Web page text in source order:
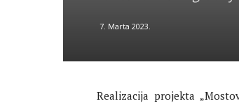
7. Marta 2023.
Realizacija projekta